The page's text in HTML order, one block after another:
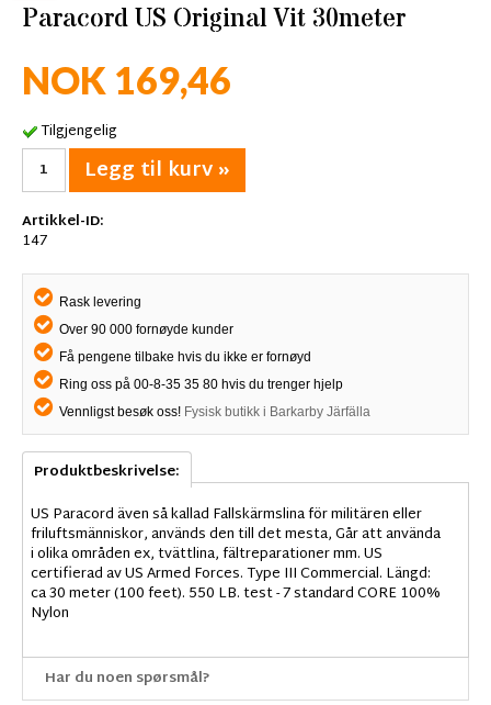
Paracord US Original Vit 30meter
NOK 169,46
Tilgjengelig
Legg til kurv »
Artikkel-ID:
147
Rask levering
Over 90 000 fornøyde kunder
Få pengene tilbake hvis du ikke er fornøyd
Ring oss på 00-8-35 35 80 hvis du trenger hjelp
Vennligst besøk oss! Fysisk butikk i Barkarby Järfälla
Produktbeskrivelse:
US Paracord även så kallad Fallskärmslina för militären eller
friluftsmänniskor, används den till det mesta, Går att använda
i olika områden ex, tvättlina, fältreparationer mm. US
certifierad av US Armed Forces. Type III Commercial. Längd:
ca 30 meter (100 feet). 550 LB. test - 7 standard CORE 100%
Nylon
Har du noen spørsmål?